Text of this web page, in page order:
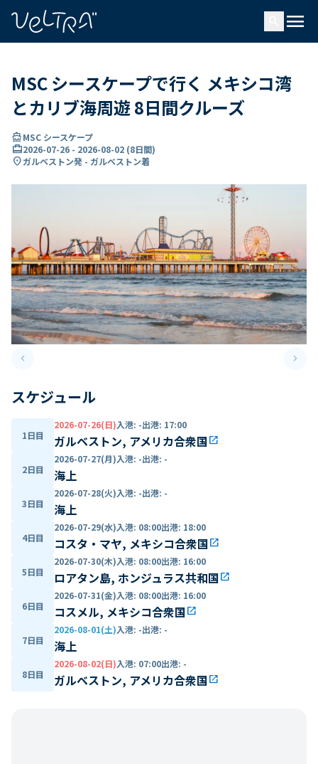
menu
MSC シースケープで行く メキシコ湾
とカリブ海周遊 8日間クルーズ
directions_boatMSC シースケープ
card_travel2026-07-26 - 2026-08-02 (8日間)
location_onガルベストン発 - ガルベストン着
keyboard_arrow_leftPrevious slide keyboard_arrow_right
スケジュール
1日目
2026-07-26(日)入港: -出港: 17:00
ガルベストン, アメリカ合衆国open_in_new
2日目
2026-07-27(月)入港: -出港: -
海上
3日目
2026-07-28(火)入港: -出港: -
海上
4日目
2026-07-29(水)入港: 08:00出港: 18:00
コスタ・マヤ, メキシコ合衆国open_in_new
5日目
2026-07-30(木)入港: 08:00出港: 16:00
ロアタン島, ホンジュラス共和国open_in_new
6日目
2026-07-31(金)入港: 08:00出港: 16:00
コスメル, メキシコ合衆国open_in_new
7日目
2026-08-01(土)入港: -出港: -
海上
8日目
2026-08-02(日)入港: 07:00出港: -
ガルベストン, アメリカ合衆国open_in_new